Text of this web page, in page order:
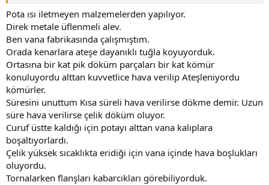
Pota ısı iletmeyen malzemelerden yapılıyor.
Direk metale üflenmeli alev.
Ben vana fabrikasında çalışmıştım.
Orada kenarlara ateşe dayanıklı tuğla koyuyorduk.
Ortasına bir kat pik döküm parçaları bir kat kömür
konuluyordu alttan kuvvetlice hava verilip Ateşleniyordu
kömürler.
Süresini unuttum Kısa süreli hava verilirse dökme demir. Uzun
süre hava verilirse çelik döküm oluyor.
Curuf üstte kaldığı için potayı alttan vana kalıplara
boşaltıyorlardı.
Çelik yüksek sıcaklıkta eridiği için vana içinde hava boşlukları
oluyordu.
Tornalarken flanşları kabarcıkları görebiliyorduk.